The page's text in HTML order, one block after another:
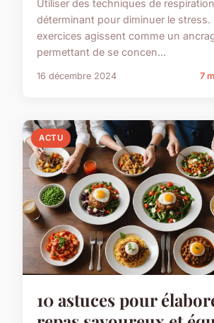
Utiliser des techniques de
déterminant pour diminuer le stress.
exercices agissent comme un
permettant de se concen...
16 décembre 2024 7
ACTU
10 astuces pour